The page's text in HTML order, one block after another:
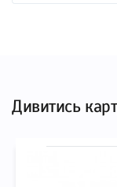
Дивитись